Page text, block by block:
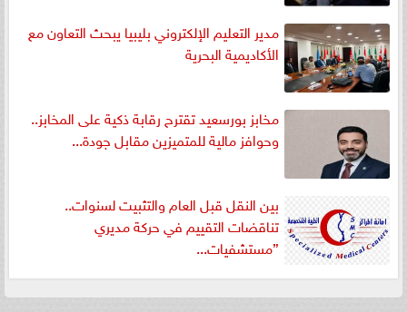
مدير التعليم الإلكتروني بليبيا يبحث التعاون مع
الأكاديمية البحرية
مخابز بورسعيد تقترح رقابة ذكية على المخابز..
وحوافز مالية للمتميزين مقابل جودة...
بين النقل قبل العام والتثبيت لسنوات..
تناقضات التقييم في حركة مديري
”مستشفيات...